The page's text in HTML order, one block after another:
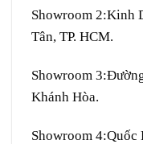
Showroom 2:Kinh
Tân, TP. HCM.
Showroom 3:
Khánh Hòa.
Showroom 4:Quốc